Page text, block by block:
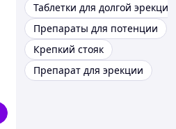
Таблетки для долгой эрекции
Препараты для потенции
Крепкий стояк
Препарат для эрекции